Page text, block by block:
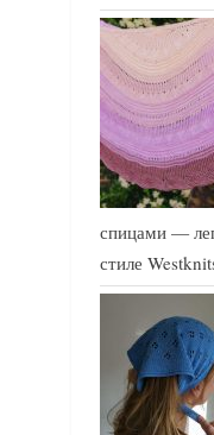
спицами —
стиле